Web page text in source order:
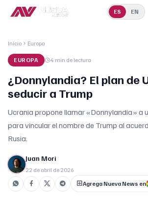
ES EN
Inicio Europa
EUROPA 4 min de lectura
¿Donnylandia? El plan de
seducir a Trump
Ucrania propone llamar «Donnylandia» a
para vincular el nombre de Trump al
Rusia.
Juan Mori
22 de abril de 2026
Agrega Nueva News en